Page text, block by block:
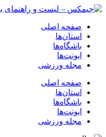
صفحه اصلی
استان‌ها
باشگاه‌ها
ایونت‌ها
مجله ورزشی
صفحه اصلی
استان‌ها
باشگاه‌ها
ایونت‌ها
مجله ورزشی